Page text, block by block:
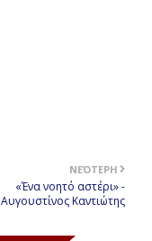
ΝΕΌΤΕΡΗ
«Ένα νοητό αστέρι» -
Αυγουστίνος Καντιώτης